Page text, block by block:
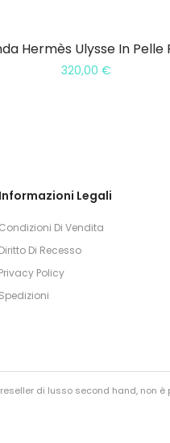
Hermès Ulysse In Pelle
320,00 €
Informazioni Legali
Condizioni Di Vendita
Diritto Di Recesso
Privacy Policy
Spedizioni
di lusso second hand,